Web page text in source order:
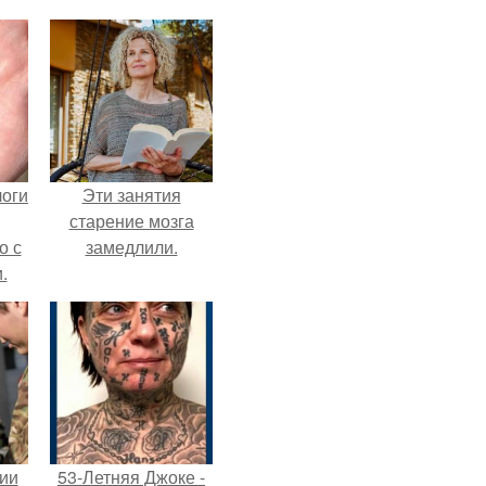
с
Эти занятия
старение мозга
замедлили.
53-Летняя Джоке -